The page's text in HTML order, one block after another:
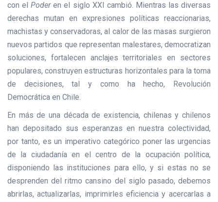
con elPoderen el siglo XXI cambió. Mientras las diversas
derechas mutan en expresiones políticas reaccionarias,
machistas y conservadoras, al calor de las masas surgieron
nuevos partidos que representan malestares, democratizan
soluciones, fortalecen anclajes territoriales en sectores
populares, construyen estructuras horizontales para la toma
de decisiones, tal y como ha hecho, Revolución
Democrática en Chile.
En más de una década de existencia, chilenas y chilenos
han depositado sus esperanzas en nuestra colectividad,
por tanto, es un imperativo categórico poner las urgencias
de la ciudadanía en el centro de la ocupación política,
disponiendo las instituciones para ello, y si estas no se
desprenden del ritmo cansino del siglo pasado, debemos
abrirlas, actualizarlas, imprimirles eficiencia y acercarlas a